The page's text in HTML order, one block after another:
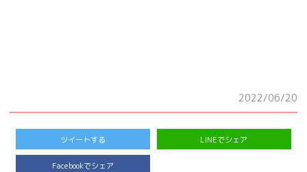
2022/06/20
ツイートする LINEでシェア
Facebookでシェア